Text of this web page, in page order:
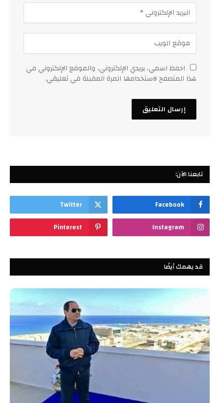
احفظ اسمي، بريدي الإلكتروني، والموقع الإلكتروني في
هذا المتصفح لاستخدامها المرة المقبلة في تعليقي.
تابعنا الآن:
Facebook
Twitter
Instagram
Pinterest
قد يهمك أيضًا